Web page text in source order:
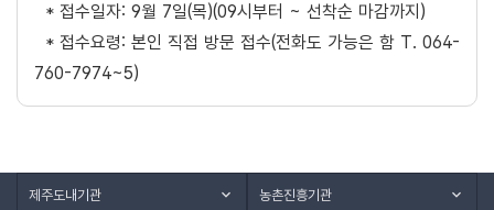
* 접수일자: 9월 7일(목)(09시부터 ~ 선착순 마감까지)
* 접수요령: 본인 직접 방문 접수(전화도 가능은 함 T. 064-
760-7974~5)
제주도내기관 농촌진흥기관